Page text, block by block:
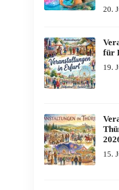
20.
für
19.
15.